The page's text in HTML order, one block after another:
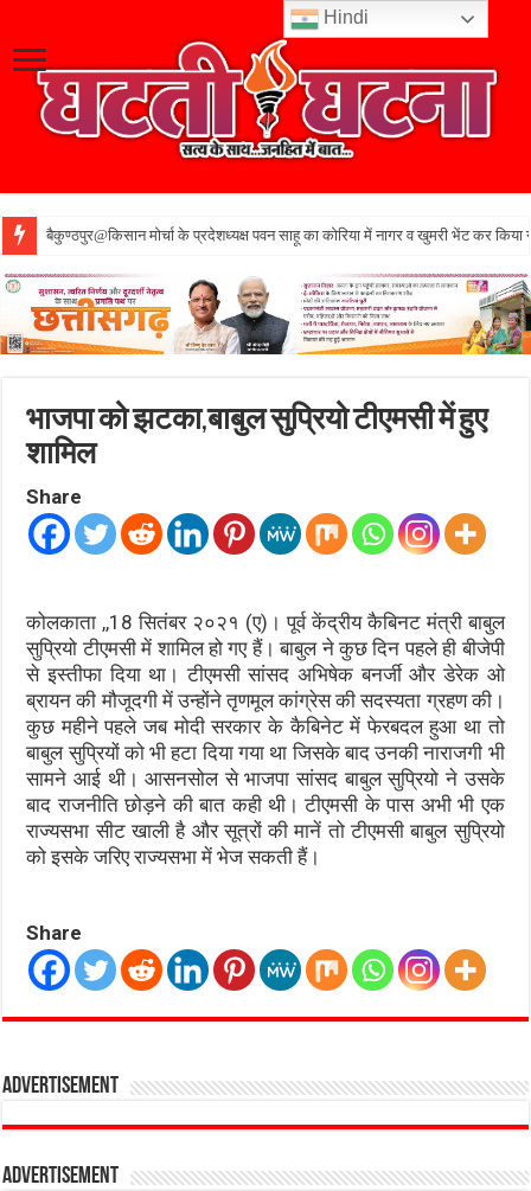
बैकुण्ठपुर@किसान मोर्चा के प्रदेशध्यक्ष पवन साहू का कोरिया में नागर व खुमरी भेंट कर किया
भाजपा को झटका,बाबुल सुप्रियो टीएमसी में हुए
शामिल
Share
कोलकाता ,,18 सितंबर २०२१ (ए)। पूर्व केंद्रीय कैबिनट मंत्री बाबुल
सुप्रियो टीएमसी में शामिल हो गए हैं। बाबुल ने कुछ दिन पहले ही बीजेपी
से इस्तीफा दिया था। टीएमसी सांसद अभिषेक बनर्जी और डेरेक ओ
ब्रायन की मौजूदगी में उन्होंने तृणमूल कांग्रेस की सदस्यता ग्रहण की।
कुछ महीने पहले जब मोदी सरकार के कैबिनेट में फेरबदल हुआ था तो
बाबुल सुप्रियों को भी हटा दिया गया था जिसके बाद उनकी नाराजगी भी
सामने आई थी। आसनसोल से भाजपा सांसद बाबुल सुप्रियो ने उसके
बाद राजनीति छोड़ने की बात कही थी। टीएमसी के पास अभी भी एक
राज्यसभा सीट खाली है और सूत्रों की मानें तो टीएमसी बाबुल सुप्रियो
को इसके जरिए राज्यसभा में भेज सकती हैं।
Share
Advertisement
Advertisement
Hindi